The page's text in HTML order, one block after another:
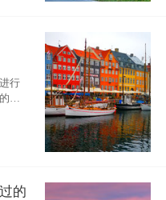
行
一
的